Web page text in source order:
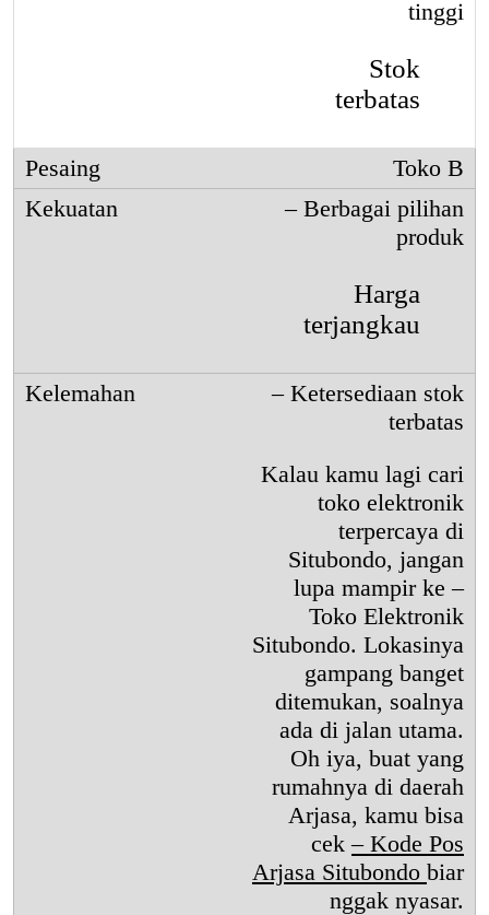
tinggi
Stok
terbatas
Toko B
– Berbagai pilihan
produk
Harga
terjangkau
– Ketersediaan stok
terbatas
Kalau kamu lagi cari
toko elektronik
terpercaya di
Situbondo, jangan
lupa mampir ke –
Toko Elektronik
Situbondo. Lokasinya
gampang banget
ditemukan, soalnya
ada di jalan utama.
Oh iya, buat yang
rumahnya di daerah
Arjasa, kamu bisa
cek– Kode Pos
Arjasa Situbondo biar
nggak nyasar.